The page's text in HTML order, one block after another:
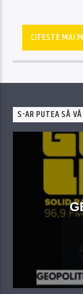
Vineri –
CITESTE MAI
S-AR PUTEA SĂ